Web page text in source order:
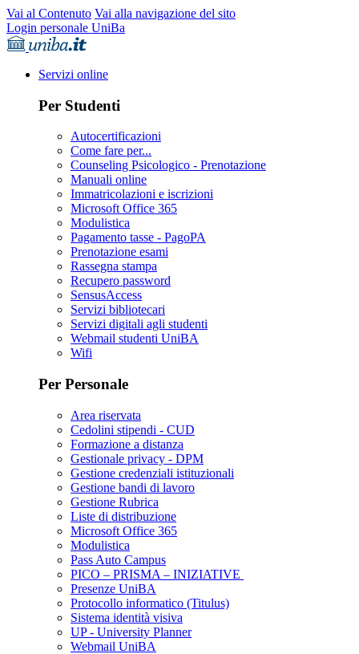
Vai al Contenuto Vai alla navigazione del sito
Login personale UniBa
Servizi online
Per Studenti
Autocertificazioni
Come fare per...
Counseling Psicologico - Prenotazione
Manuali online
Immatricolazioni e iscrizioni
Microsoft Office 365
Modulistica
Pagamento tasse - PagoPA
Prenotazione esami
Rassegna stampa
Recupero password
SensusAccess
Servizi bibliotecari
Servizi digitali agli studenti
Webmail studenti UniBA
Wifi
Per Personale
Area riservata
Cedolini stipendi - CUD
Formazione a distanza
Gestionale privacy - DPM
Gestione credenziali istituzionali
Gestione bandi di lavoro
Gestione Rubrica
Liste di distribuzione
Microsoft Office 365
Modulistica
Pass Auto Campus
PICO – PRISMA – INIZIATIVE
Presenze UniBA
Protocollo informatico (Titulus)
Sistema identità visiva
UP - University Planner
Webmail UniBA